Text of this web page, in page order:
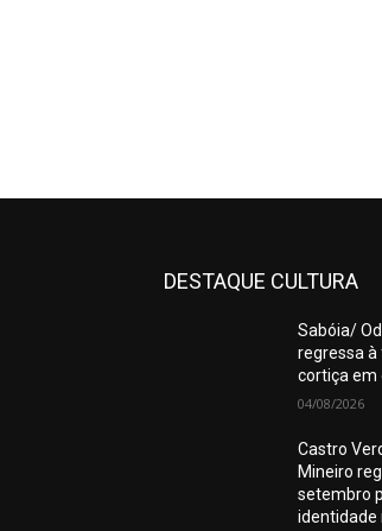
DESTAQUE CULTURA
Sabóia/
regressa
cortiça em
04/08/2026
Castro
Mineiro
setembro
identidade